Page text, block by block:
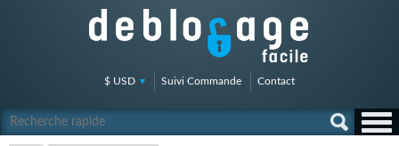
$ USD Suivi Commande Contact